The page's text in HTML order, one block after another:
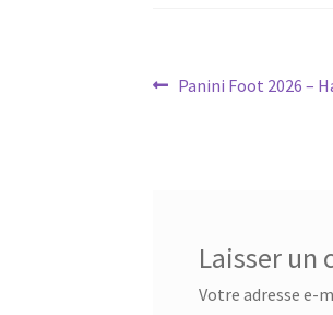
Navigation
Article
Panini Foot 2026 –
Laisser un
Votre adresse e-